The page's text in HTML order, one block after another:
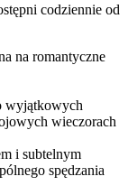
codziennie od
na romantyczne
wyjątkowych
wieczorach
i subtelnym
spędzania